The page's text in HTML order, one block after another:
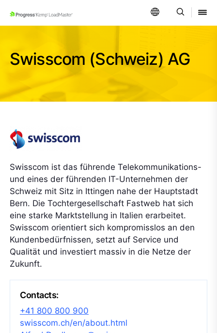
SKIP NAVIGATION
Swisscom (Schweiz) AG
Swisscom ist das führende Telekommunikations-
und eines der führenden IT-Unternehmen der
Schweiz mit Sitz in Ittingen nahe der Hauptstadt
Bern. Die Tochtergesellschaft Fastweb hat sich
eine starke Marktstellung in Italien erarbeitet.
Swisscom orientiert sich kompromisslos an den
Kundenbedürfnissen, setzt auf Service und
Qualität und investiert massiv in die Netze der
Zukunft.
Contacts:
+41 800 800 900
swisscom.ch/en/about.html